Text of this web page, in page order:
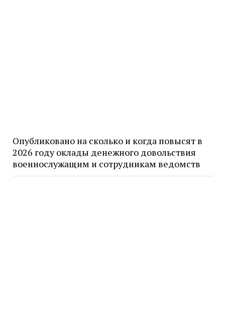
Опубликовано на сколько и когда повысят в
2026 году оклады денежного довольствия
военнослужащим и сотрудникам ведомств